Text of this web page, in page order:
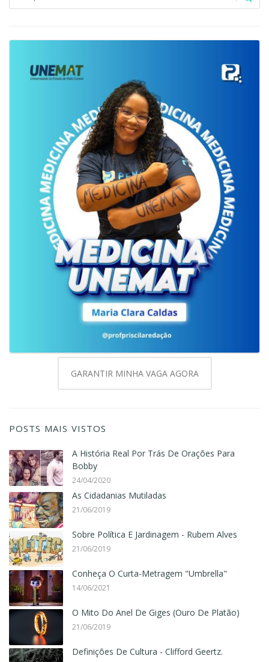
GARANTIR MINHA VAGA AGORA
POSTS MAIS VISTOS
A História Real Por Trás De Orações Para
Bobby
24/04/2020
As Cidadanias Mutiladas
21/06/2019
Sobre Política E Jardinagem - Rubem Alves
21/06/2019
Conheça O Curta-Metragem "Umbrella"
14/06/2021
O Mito Do Anel De Giges (Ouro De Platão)
21/06/2019
Definições De Cultura - Clifford Geertz.